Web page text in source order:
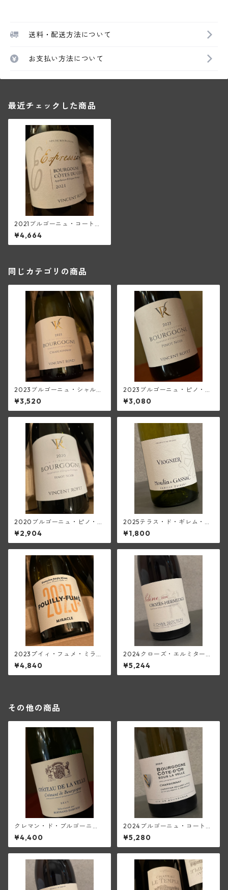
送料・配送方法について
お支払い方法について
最近チェックした商品
2021ブルゴーニュ・コート・
デュ・クショワ・キュヴェ・
エクスプレッション(ロワイエ)
¥4,664
同じカテゴリの商品
2023ブルゴーニュ・シャルド
ネ(ロワイエ)
¥3,520
2023ブルゴーニュ・ピノ・ノ
ワール(ロワイエ)
¥3,080
2020ブルゴーニュ・ピノ・ノ
ワール(ロワイエ)
¥2,904
2025テラス・ド・ギレム・ヴ
ィオニエ<ペイ・ドック>(ムー
ラン・ド・ガサック)
¥1,800
2023プイィ・フュメ・ミラク
ル(レジス・ミネ)
¥4,840
2024クローズ・エルミタージ
ュ・ルージュ・シレーヌ(ジャ
ン・ルイ・シャーヴ・セレク
ション)
¥5,244
その他の商品
クレマン・ド・ブルゴーニ
ュ・ブリュット・ブラン(シャ
トー・ド・ラ・ヴェル/ベルト
ラン・ダルヴィオ)
¥4,400
2024ブルゴーニュ・コート・
ドール・スー・ラ・ヴェル・
シャルドネ(クリスチャン・ベ
ラン・エ・フィス)
¥5,280